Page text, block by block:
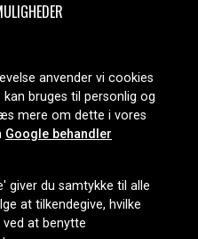
Nordic AB
anvender vi cookies
bruges til personlig og
mere om dette i vores
Google behandler
giver du samtykke til alle
at tilkendegive, hvilke
at benytte